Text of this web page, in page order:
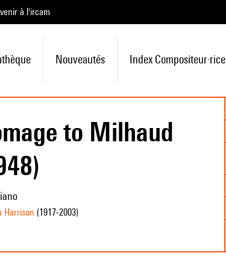
venir à l'ircam
Nouveautés Index Compositeur·rice
to Milhaud
Harrison (1917-2003)